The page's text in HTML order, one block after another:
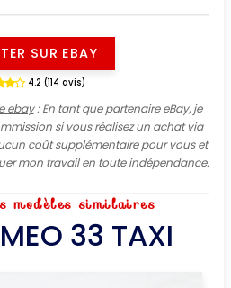
SUR EBAY
4.2 (114 avis)
ebay: En tant que partenaire eBay, je
si vous réalisez un achat via
coût supplémentaire pour vous et
mon travail en toute indépendance.
modèles similaires
33 TAXI